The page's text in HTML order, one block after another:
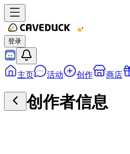
登录
主页 活动 创作 商店
创作者信息